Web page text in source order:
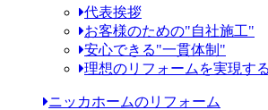
代表挨拶
お客様のための"自社施工"
安心できる"一貫体制"
理想のリフォームを実現す
ニッカホームのリフォーム